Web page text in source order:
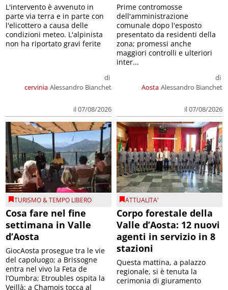
cervinia
di
Alessandro Bianchet
il 07/08/2026
L'intervento è avvenuto in
parte via terra e in parte con
l'elicottero a causa delle
condizioni meteo. L'alpinista
non ha riportato gravi ferite
Aosta
di
Alessandro Bianchet
il 07/08/2026
Prime contromosse
dell'amministrazione
comunale dopo l'esposto
presentato da residenti della
zona; promessi anche
maggiori controlli e ulteriori
inter...
TURISMO & TEMPO LIBERO
Cosa fare nel fine
settimana in Valle
d’Aosta
GiocAosta prosegue tra le vie
del capoluogo; a Brissogne
entra nel vivo la Feta de
l’Oumbra; Etroubles ospita la
Veillà; a Chamois tocca al
ATTUALITA'
Corpo forestale della
Valle d’Aosta: 12 nuovi
agenti in servizio in 8
stazioni
Questa mattina, a palazzo
regionale, si è tenuta la
cerimonia di giuramento